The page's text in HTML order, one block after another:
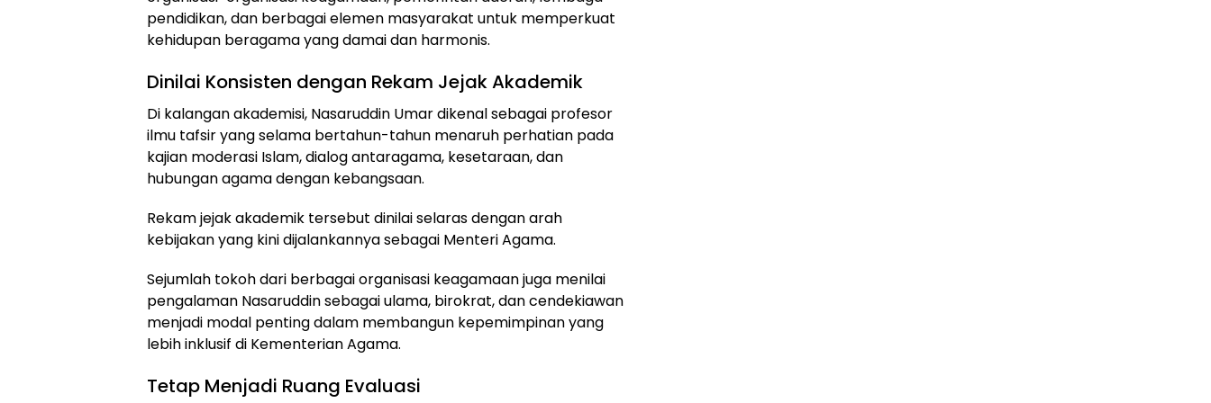
pendidikan, dan berbagai elemen masyarakat untuk memperkuat
kehidupan beragama yang damai dan harmonis.
Dinilai Konsisten dengan Rekam Jejak Akademik
Di kalangan akademisi, Nasaruddin Umar dikenal sebagai profesor
ilmu tafsir yang selama bertahun-tahun menaruh perhatian pada
kajian moderasi Islam, dialog antaragama, kesetaraan, dan
hubungan agama dengan kebangsaan.
Rekam jejak akademik tersebut dinilai selaras dengan arah
kebijakan yang kini dijalankannya sebagai Menteri Agama.
Sejumlah tokoh dari berbagai organisasi keagamaan juga menilai
pengalaman Nasaruddin sebagai ulama, birokrat, dan cendekiawan
menjadi modal penting dalam membangun kepemimpinan yang
lebih inklusif di Kementerian Agama.
Tetap Menjadi Ruang Evaluasi